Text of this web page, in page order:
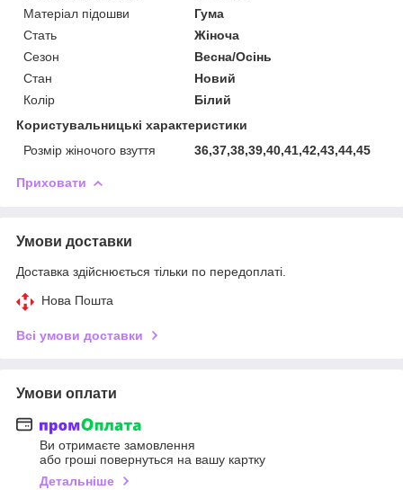
Матеріал підошви
Гума
Стать
Жіноча
Сезон
Весна/Осінь
Стан
Новий
Колір
Білий
Користувальницькі характеристики
Розмір жіночого взуття
36,37,38,39,40,41,42,43,44,45
Приховати
Умови доставки
Доставка здійснюється тільки по передоплаті.
Нова Пошта
Всі умови доставки
Умови оплати
Ви отримаєте замовлення
або гроші повернуться на вашу картку
Детальніше